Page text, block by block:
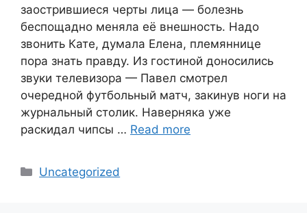
заострившиеся черты лица — болезнь
беспощадно меняла её внешность. Надо
звонить Кате, думала Елена, племяннице
пора знать правду. Из гостиной доносились
звуки телевизора — Павел смотрел
очередной футбольный матч, закинув ноги на
журнальный столик. Наверняка уже
раскидал чипсы … Read more
Categories
Uncategorized